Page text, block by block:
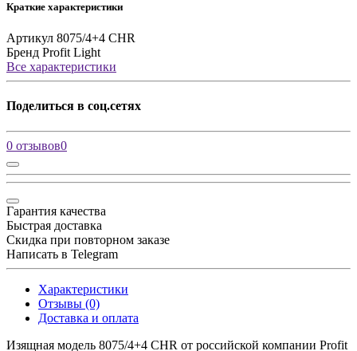
Краткие характеристики
Артикул 8075/4+4 CHR
Бренд Profit Light
Все характеристики
Поделиться в соц.сетях
0 отзывов0
Гарантия качества
Быстрая доставка
Скидка при повторном заказе
Написать в Telegram
Характеристики
Отзывы (0)
Доставка и оплата
Изящная модель 8075/4+4 CHR от российской компании Profit